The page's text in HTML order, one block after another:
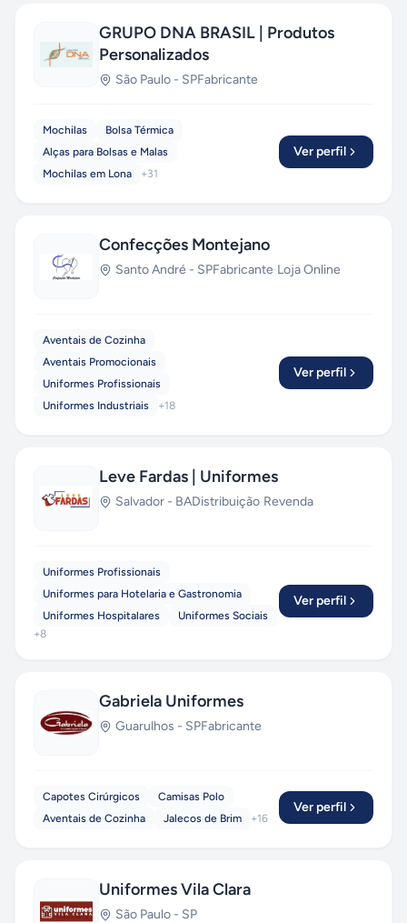
GRUPO DNA BRASIL | Produtos
Personalizados
São Paulo - SPFabricante
Mochilas
Bolsa Térmica
Alças para Bolsas e Malas
Mochilas em Lona
+31
Ver perfil
Confecções Montejano
Santo André - SPFabricante·Loja Online
Aventais de Cozinha
Aventais Promocionais
Uniformes Profissionais
Uniformes Industriais
+18
Ver perfil
Leve Fardas | Uniformes
Salvador - BADistribuição·Revenda
Uniformes Profissionais
Uniformes para Hotelaria e Gastronomia
Uniformes Hospitalares
Uniformes Sociais
+8
Ver perfil
Gabriela Uniformes
Guarulhos - SPFabricante
Capotes Cirúrgicos
Camisas Polo
Aventais de Cozinha
Jalecos de Brim +16
Ver perfil
Uniformes Vila Clara
São Paulo - SP